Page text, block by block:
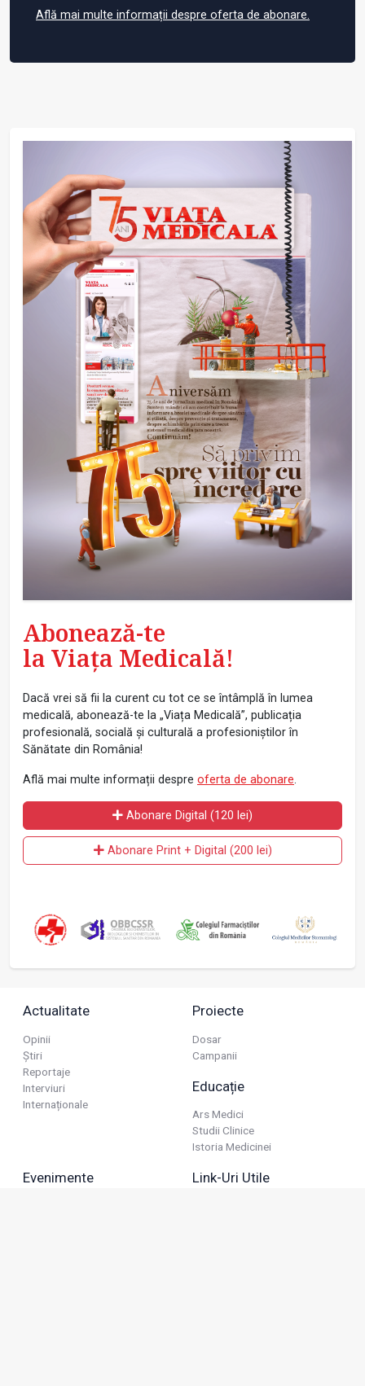
Află mai multe informații despre oferta de abonare.
Abonează-te
la Viața Medicală!
Dacă vrei să fii la curent cu tot ce se întâmplă în lumea
medicală, abonează-te la „Viața Medicală”, publicația
profesională, socială și culturală a profesioniștilor în
Sănătate din România!
Află mai multe informații despre oferta de abonare.
Abonare Digital (120 lei)
Abonare Print + Digital (200 lei)
Actualitate
Opinii
Știri
Reportaje
Interviuri
Internaționale
Proiecte
Dosar
Campanii
Educație
Ars Medici
Studii Clinice
Istoria Medicinei
Evenimente Link-Uri Utile